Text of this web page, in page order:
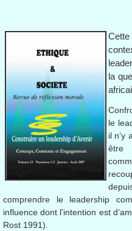
la
le
il n’y
être
comprendre le leadership
influence dont l’intention est
Rost 1991).